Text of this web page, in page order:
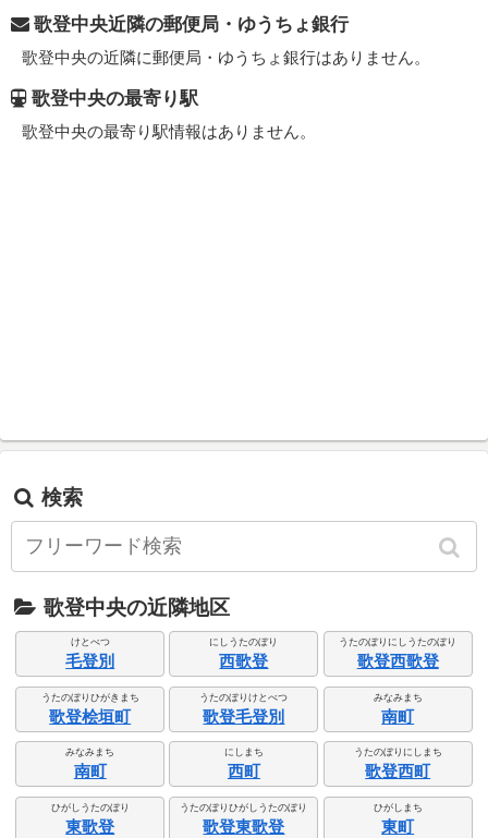
歌登中央近隣の郵便局・ゆうちょ銀行
歌登中央の近隣に郵便局・ゆうちょ銀行はありません。
歌登中央の最寄り駅
歌登中央の最寄り駅情報はありません。
検索
歌登中央の近隣地区
けとべつ
毛登別
にしうたのぼり
西歌登
うたのぼりにしうたのぼり
歌登西歌登
うたのぼりひがきまち
歌登桧垣町
うたのぼりけとべつ
歌登毛登別
みなみまち
南町
みなみまち
南町
にしまち
西町
うたのぼりにしまち
歌登西町
ひがしうたのぼり
東歌登
うたのぼりひがしうたのぼり
歌登東歌登
ひがしまち
東町